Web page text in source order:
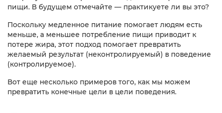
пищи. В будущем отмечайте — практикуете ли вы это?
Поскольку медленное питание помогает людям есть
меньше, а меньшее потребление пищи приводит к
потере жира, этот подход помогает превратить
желаемый результат (неконтролируемый) в поведение
(контролируемое).
Вот еще несколько примеров того, как мы можем
превратить конечные цели в цели поведения.​